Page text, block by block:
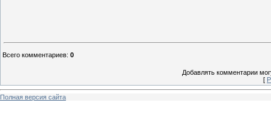
Всего комментариев: 0
Добавлять комментарии
[
Полная версия сайта